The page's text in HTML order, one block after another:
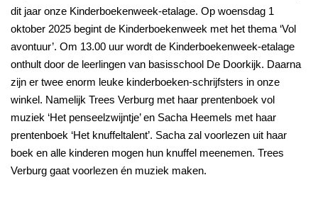
dit jaar onze Kinderboekenweek-etalage. Op woensdag 1
oktober 2025 begint de Kinderboekenweek met het thema ‘Vol
avontuur’. Om 13.00 uur wordt de Kinderboekenweek-etalage
onthult door de leerlingen van basisschool De Doorkijk. Daarna
zijn er twee enorm leuke kinderboeken-schrijfsters in onze
winkel. Namelijk Trees Verburg met haar prentenboek vol
muziek ‘Het penseelzwijntje’ en Sacha Heemels met haar
prentenboek ‘Het knuffeltalent’. Sacha zal voorlezen uit haar
boek en alle kinderen mogen hun knuffel meenemen. Trees
Verburg gaat voorlezen én muziek maken.